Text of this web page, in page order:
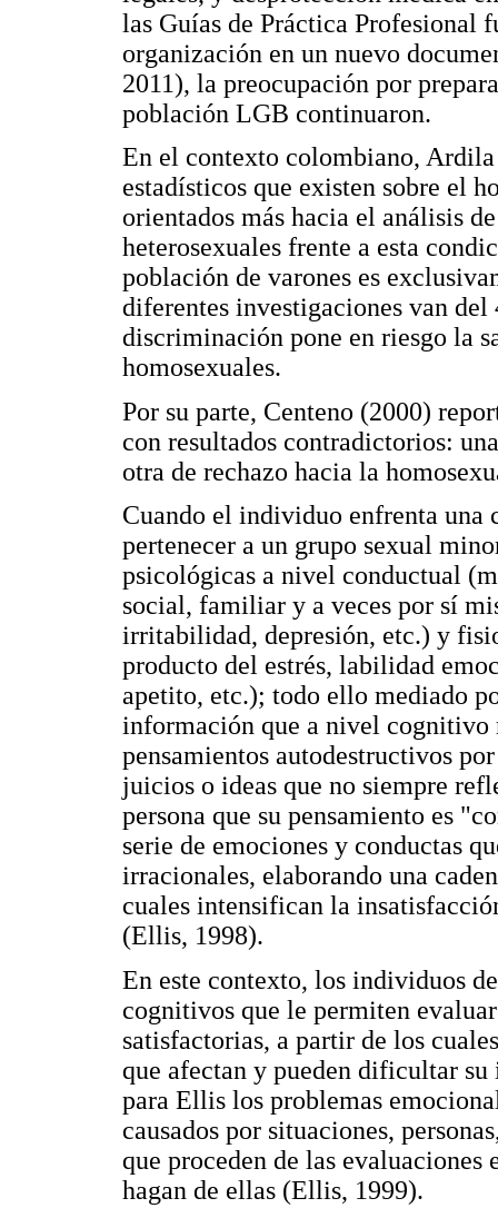
las Guías de Práctica Profesional
organización en un nuevo
2011), la preocupación por
población LGB continuaron.
En el contexto colombiano,
estadísticos que existen sobre el
orientados más hacia el análisis
heterosexuales frente a esta
población de varones es
diferentes investigaciones van
discriminación pone en riesgo la
homosexuales.
Por su parte, Centeno (2000)
con resultados contradictorios:
otra de rechazo hacia la
Cuando el individuo enfrenta
pertenecer a un grupo sexual
psicológicas a nivel conductual
social, familiar y a veces por sí
irritabilidad, depresión, etc.) y
producto del estrés, labilidad
apetito, etc.); todo ello mediado
información que a nivel
pensamientos autodestructivos
juicios o ideas que no siempre
persona que su pensamiento es
serie de emociones y conductas
irracionales, elaborando una
cuales intensifican la
(Ellis, 1998).
En este contexto, los individuos
cognitivos que le permiten
satisfactorias, a partir de los
que afectan y pueden dificultar
para Ellis los problemas
causados por situaciones,
que proceden de las evaluaciones
hagan de ellas (Ellis, 1999).